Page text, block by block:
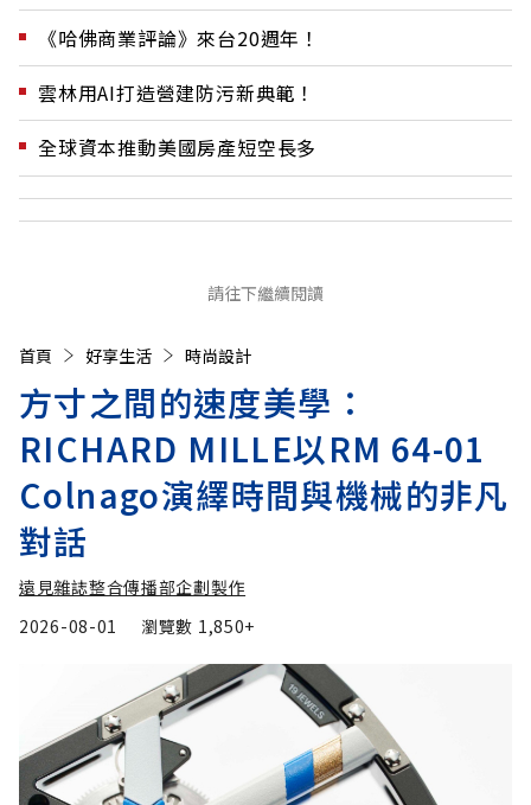
《哈佛商業評論》來台20週年！
雲林用AI打造營建防污新典範！
全球資本推動美國房產短空長多
請往下繼續閱讀
首頁 好享生活 時尚設計
方寸之間的速度美學：
RICHARD MILLE以RM 64-01
Colnago演繹時間與機械的非凡
對話
遠見雜誌整合傳播部企劃製作
2026-08-01
瀏覽數 1,850+